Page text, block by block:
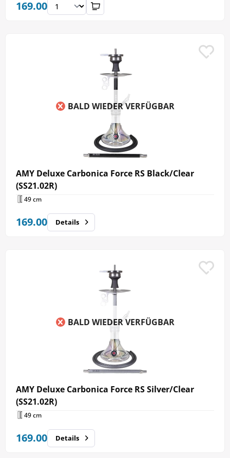
169.00
BALD WIEDER VERFÜGBAR
AMY Deluxe Carbonica Force RS Black/Clear
(SS21.02R)
49 cm
169.00 Details
BALD WIEDER VERFÜGBAR
AMY Deluxe Carbonica Force RS Silver/Clear
(SS21.02R)
49 cm
169.00 Details